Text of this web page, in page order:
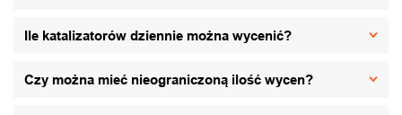
Ile katalizatorów dziennie można wycenić?
Czy można mieć nieograniczoną ilość wycen?